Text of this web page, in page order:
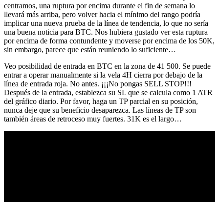
centramos, una ruptura por encima durante el fin de semana lo
llevará más arriba, pero volver hacia el mínimo del rango podría
implicar una nueva prueba de la línea de tendencia, lo que no sería
una buena noticia para BTC. Nos hubiera gustado ver esta ruptura
por encima de forma contundente y moverse por encima de los 50K,
sin embargo, parece que están reuniendo lo suficiente…
Veo posibilidad de entrada en BTC en la zona de 41 500. Se puede
entrar a operar manualmente si la vela 4H cierra por debajo de la
línea de entrada roja. No antes. ¡¡¡No pongas SELL STOP!!!
Después de la entrada, establezca su SL que se calcula como 1 ATR
del gráfico diario. Por favor, haga un TP parcial en su posición,
nunca deje que su beneficio desaparezca. Las líneas de TP son
también áreas de retroceso muy fuertes. 31K es el largo…